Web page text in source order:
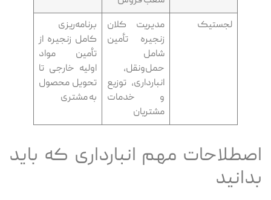
لجستیک
مدیریت کلان
زنجیره تأمین
شامل
حمل‌ونقل،
انبارداری، توزیع
و خدمات
مشتریان
برنامه‌ریزی
کامل زنجیره از
تأمین مواد
اولیه خارجی تا
تحویل محصول
به مشتری
مهم انبارداری که باید